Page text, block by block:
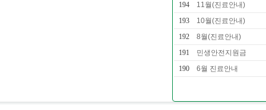
194
11월(진료안내)
193
10월(진료안내)
192
8월(진료안내)
191
민생안전지원금
190
6월 진료안내